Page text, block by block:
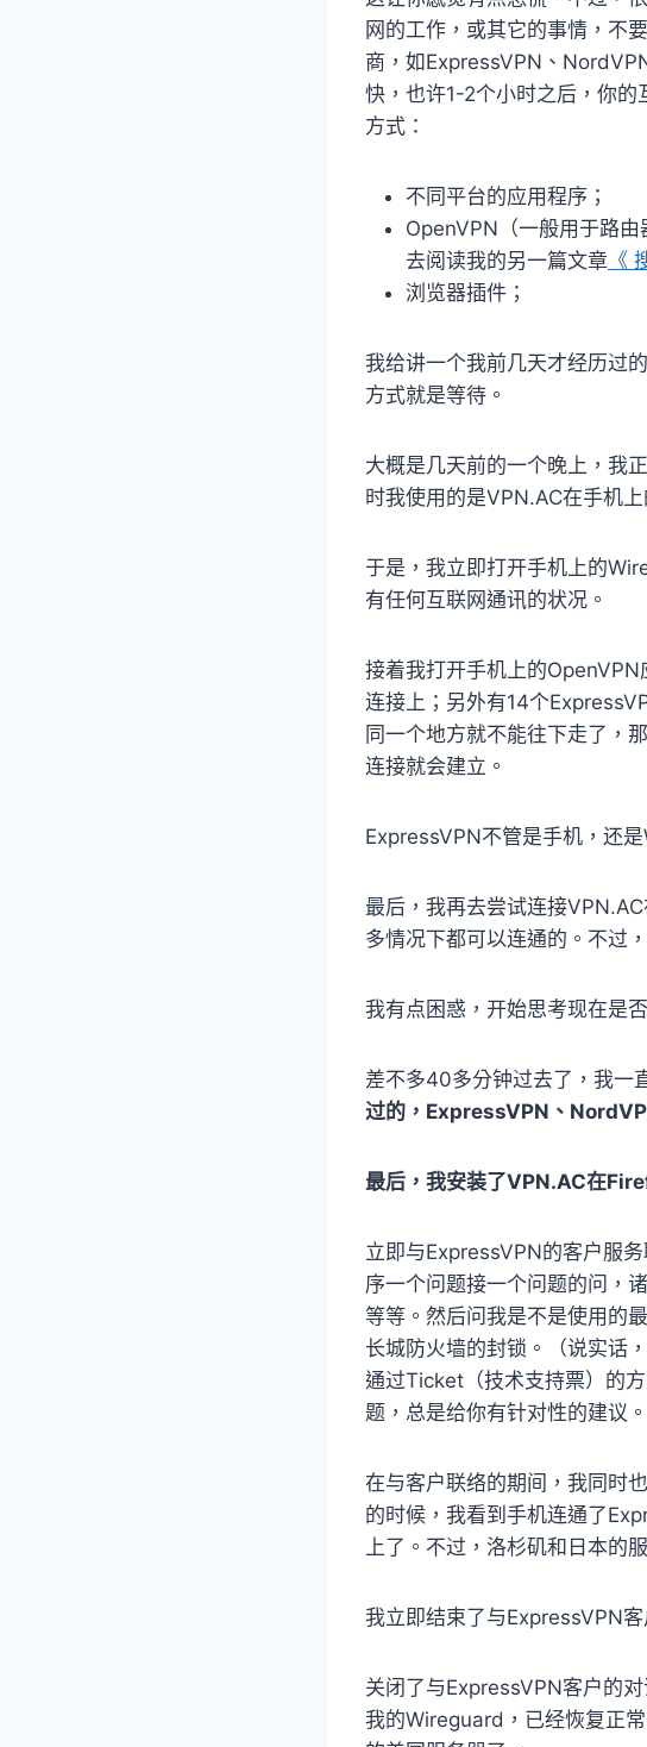
网的工作，或其它的事情，不
商，如ExpressVPN、
快，也许1-2个小时之后，你
方式：
不同平台的应用程序；
OpenVPN（一般用于路由
去阅读我的另一篇文章 《
浏览器插件；
我给讲一个我前几天才经历过
方式就是等待。
大概是几天前的一个晚上，我
时我使用的是VPN.AC在手机
于是，我立即打开手机上的
有任何互联网通讯的状况。
接着我打开手机上的
连接上；另外有14个
同一个地方就不能往下走了，
连接就会建立。
ExpressVPN不管是手机，还
最后，我再去尝试连接
多情况下都可以连通的。不过
我有点困惑，开始思考现在是
差不多40多分钟过去了，我一
过的，ExpressVPN、
最后，我安装了VPN.AC在
立即与ExpressVPN的客户服
序一个问题接一个问题的问，
等等。然后问我是不是使用的
长城防火墙的封锁。（说实话
通过Ticket（技术支持票）的
题，总是给你有针对性的建议。
在与客户联络的期间，我同时
的时候，我看到手机连通了
上了。不过，洛杉矶和日本的
我立即结束了与ExpressVPN
关闭了与ExpressVPN客户的
我的Wireguard，已经恢复正